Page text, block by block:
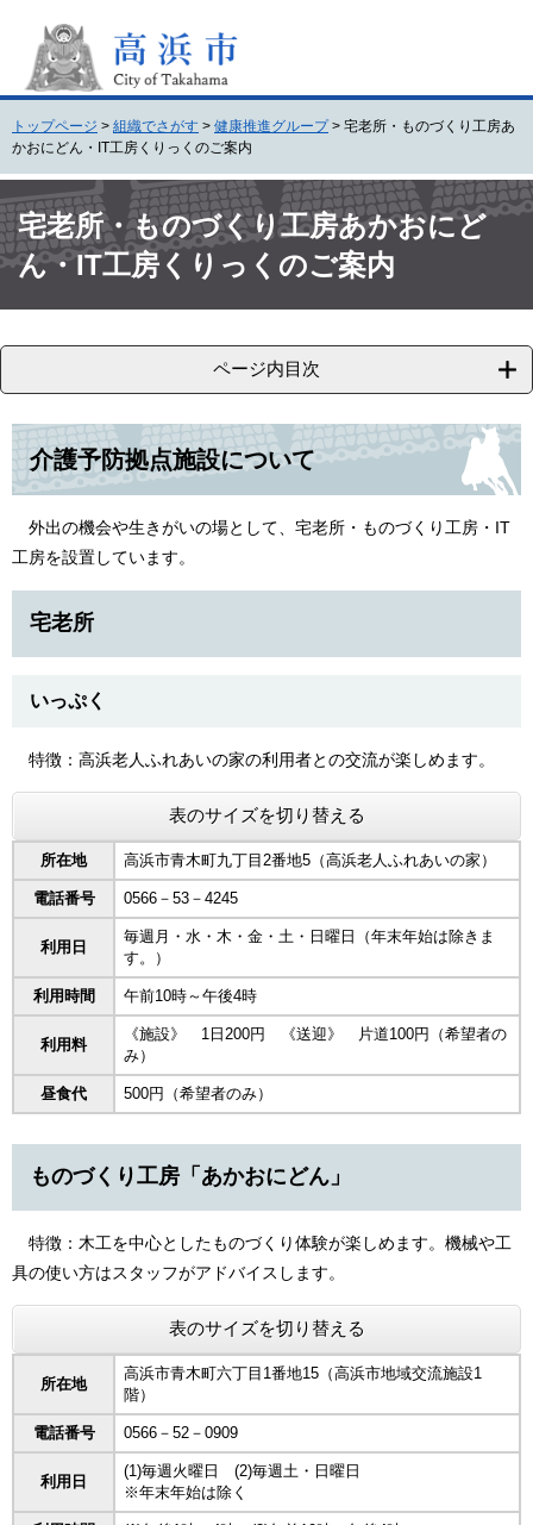
頭
。
飛
て
本
文
トップページ > 組織でさがす > 健康推進グループ > 宅老所・ものづくり工房あ
かおにどん・IT工房くりっくのご案内
文宅老所・ものづくり工房あかおにど
ん・IT工房くりっくのご案内
ページ内目次
介護予防拠点施設について
外出の機会や生きがいの場として、宅老所・ものづくり工房・IT
工房を設置しています。
宅老所
いっぷく
特徴：高浜老人ふれあいの家の利用者との交流が楽しめます。
表のサイズを切り替える
所在地 高浜市青木町九丁目2番地5（高浜老人ふれあいの家）
電話番号 0566－53－4245
利用日
毎週月・水・木・金・土・日曜日（年末年始は除きま
す。）
利用時間 午前10時～午後4時
利用料
《施設》 1日200円 《送迎》 片道100円（希望者の
み）
昼食代 500円（希望者のみ）
ものづくり工房「あかおにどん」
特徴：木工を中心としたものづくり体験が楽しめます。機械や工
具の使い方はスタッフがアドバイスします。
表のサイズを切り替える
所在地
高浜市青木町六丁目1番地15（高浜市地域交流施設1
階）
電話番号 0566－52－0909
利用日
(1)毎週火曜日 (2)毎週土・日曜日
※年末年始は除く